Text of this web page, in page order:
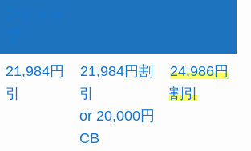
21,984円
引
21,984円割
引
or 20,000円
CB
24,986円
割引